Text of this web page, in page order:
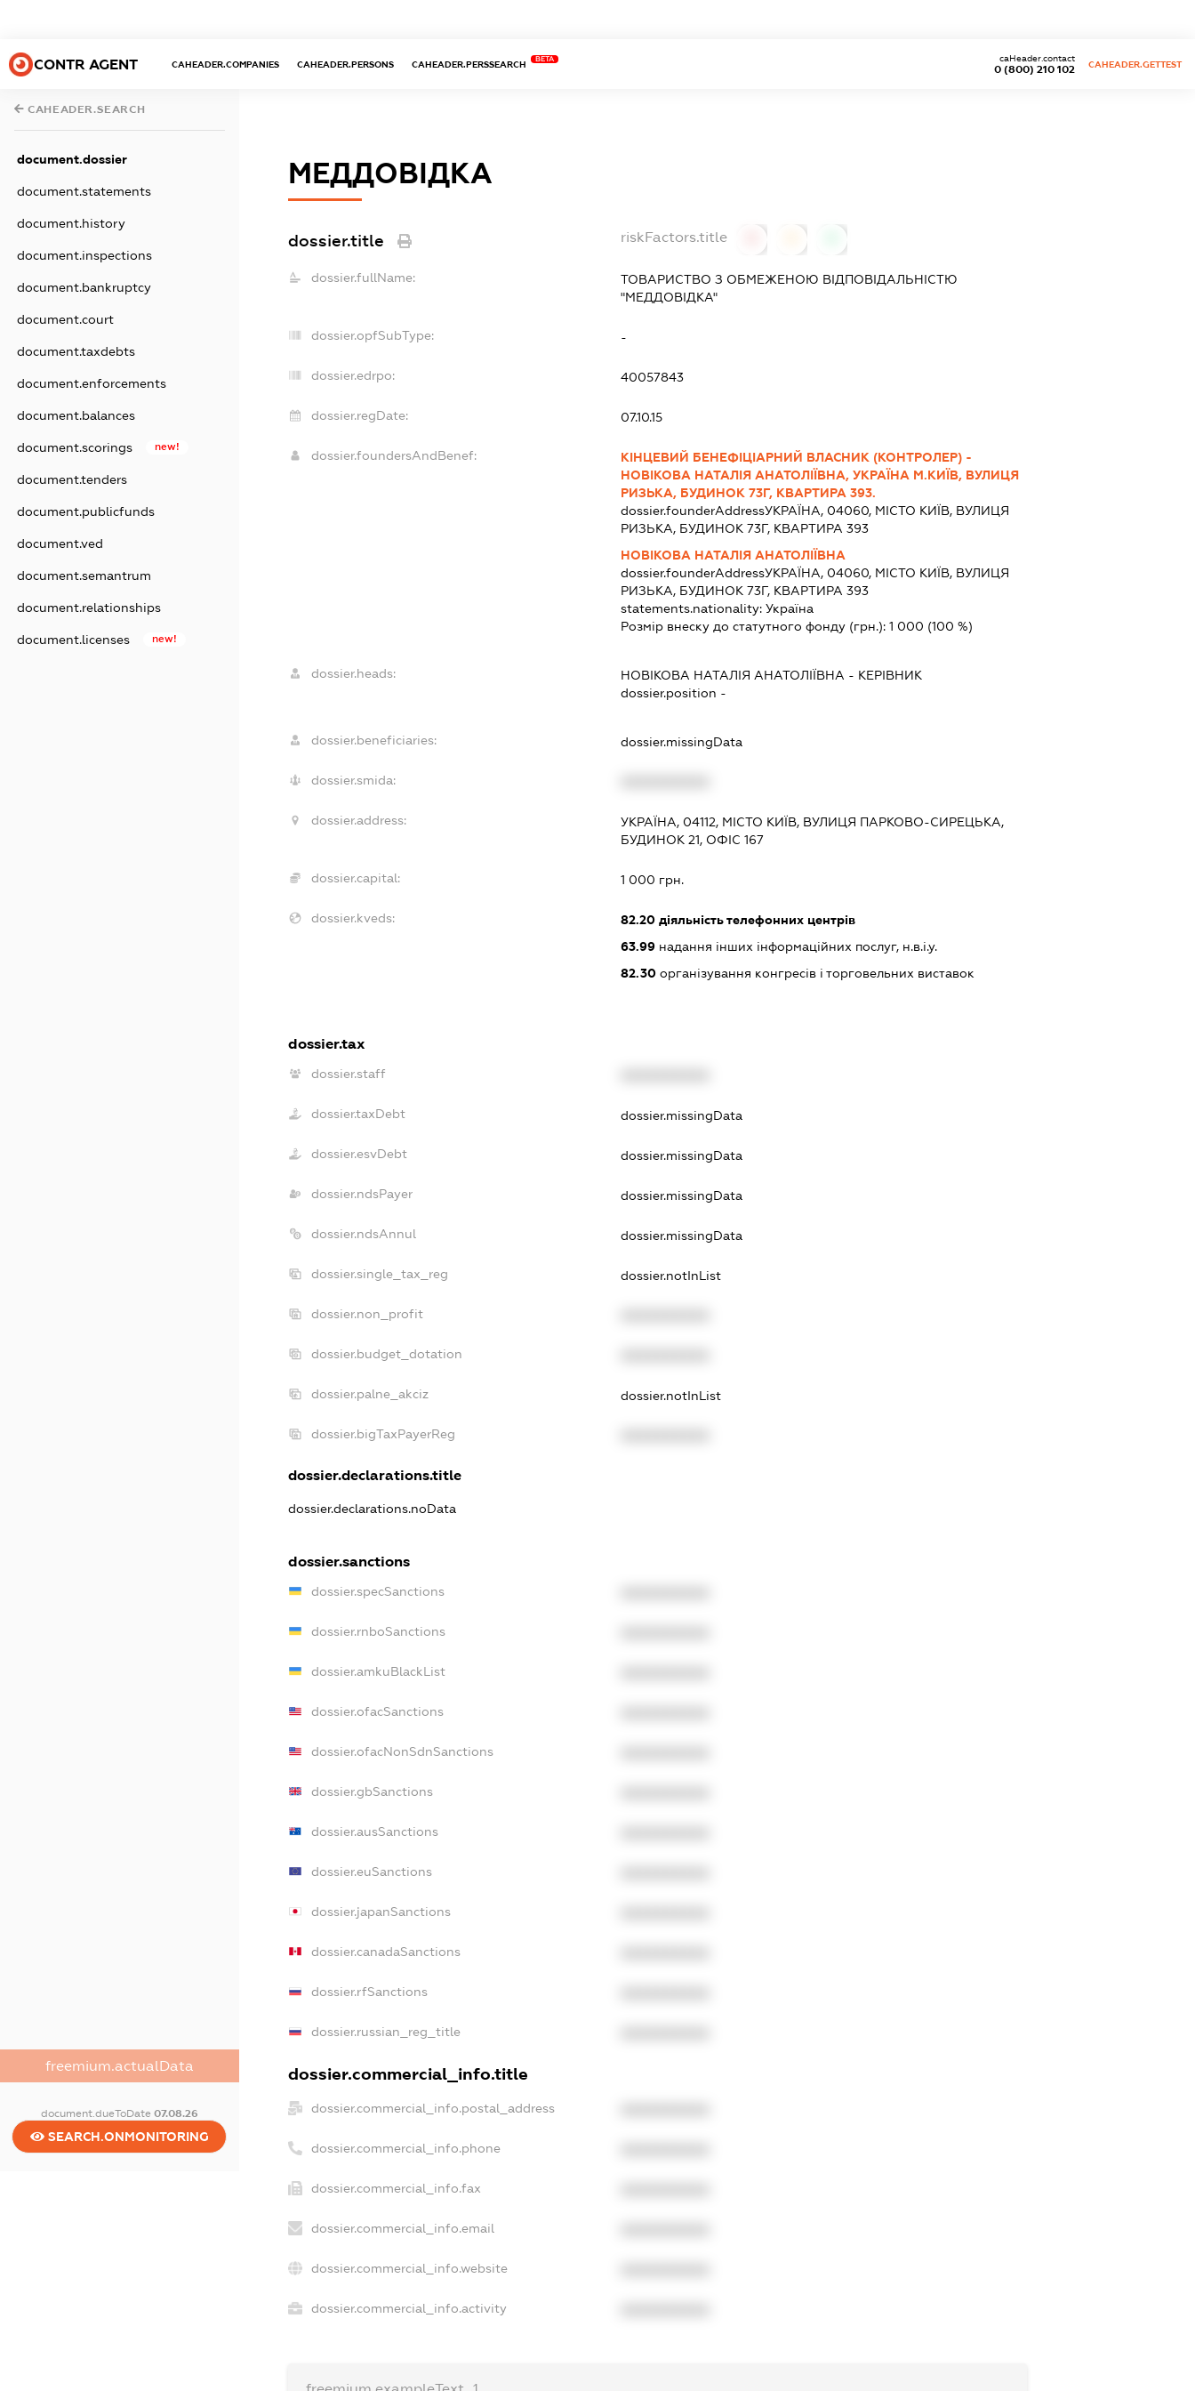
CONTR AGENT CAHEADER.COMPANIES CAHEADER.PERSONS CAHEADER.PERSSEARCH
BETA
0 (800) 210 102
caHeader.contact
CAHEADER.GETTEST
CAHEADER.SEARCH
document.dossier
document.statements
document.history
document.inspections
document.bankruptcy
document.court
document.taxdebts
document.enforcements
document.balances
document.scorings new!
document.tenders
document.publicfunds
document.ved
document.semantrum
document.relationships
document.licenses new!
freemium.actualData
document.dueToDate 07.08.26
SEARCH.ONMONITORING
МЕДДОВІДКА
dossier.title riskFactors.title
dossier.fullName:
ТОВАРИСТВО З ОБМЕЖЕНОЮ ВІДПОВІДАЛЬНІСТЮ
"МЕДДОВІДКА"
dossier.opfSubType: -
dossier.edrpo: 40057843
dossier.regDate: 07.10.15
dossier.foundersAndBenef:
КІНЦЕВИЙ БЕНЕФІЦІАРНИЙ ВЛАСНИК (КОНТРОЛЕР) -
НОВІКОВА НАТАЛІЯ АНАТОЛІЇВНА, УКРАЇНА М.КИЇВ, ВУЛИЦЯ
РИЗЬКА, БУДИНОК 73Г, КВАРТИРА 393.
dossier.founderAddressУКРАЇНА, 04060, МІСТО КИЇВ, ВУЛИЦЯ
РИЗЬКА, БУДИНОК 73Г, КВАРТИРА 393
НОВІКОВА НАТАЛІЯ АНАТОЛІЇВНА
dossier.founderAddressУКРАЇНА, 04060, МІСТО КИЇВ, ВУЛИЦЯ
РИЗЬКА, БУДИНОК 73Г, КВАРТИРА 393
statements.nationality: Україна
Розмір внеску до статутного фонду (грн.): 1 000 (100 %)
dossier.heads: НОВІКОВА НАТАЛІЯ АНАТОЛІЇВНА - КЕРІВНИК
dossier.position -
dossier.beneficiaries: dossier.missingData
dossier.smida:
dossier.address:
УКРАЇНА, 04112, МІСТО КИЇВ, ВУЛИЦЯ ПАРКОВО-СИРЕЦЬКА,
БУДИНОК 21, ОФІС 167
dossier.capital: 1 000 грн.
dossier.kveds: 82.20діяльність телефонних центрів
63.99надання інших інформаційних послуг, н.в.і.у.
82.30організування конгресів і торговельних виставок
dossier.tax
dossier.staff
dossier.taxDebt dossier.missingData
dossier.esvDebt dossier.missingData
dossier.ndsPayer dossier.missingData
dossier.ndsAnnul dossier.missingData
dossier.single_tax_reg dossier.notInList
dossier.non_profit
dossier.budget_dotation
dossier.palne_akciz dossier.notInList
dossier.bigTaxPayerReg
dossier.declarations.title
dossier.declarations.noData
dossier.sanctions
dossier.specSanctions
dossier.rnboSanctions
dossier.amkuBlackList
dossier.ofacSanctions
dossier.ofacNonSdnSanctions
dossier.gbSanctions
dossier.ausSanctions
dossier.euSanctions
dossier.japanSanctions
dossier.canadaSanctions
dossier.rfSanctions
dossier.russian_reg_title
dossier.commercial_info.title
dossier.commercial_info.postal_address
dossier.commercial_info.phone
dossier.commercial_info.fax
dossier.commercial_info.email
dossier.commercial_info.website
dossier.commercial_info.activity